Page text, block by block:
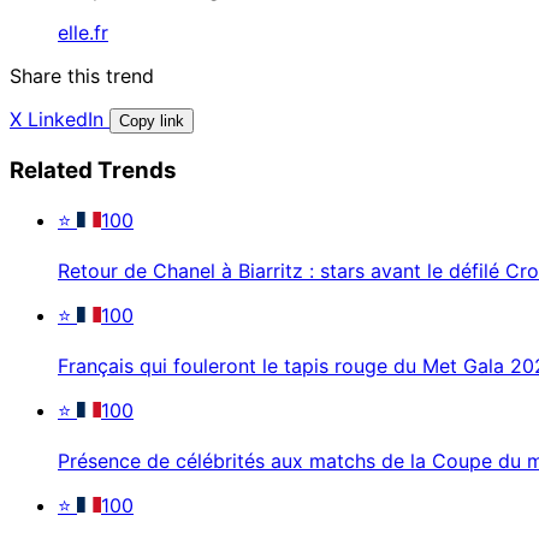
elle.fr
Share this trend
X LinkedIn Copy link
Related Trends
⭐ 100
Retour de Chanel à Biarritz : stars avant le défilé
⭐
100
Français qui fouleront le tapis rouge du Met Gala
⭐
100
Présence de célébrités aux matchs de la Coupe du
⭐
100